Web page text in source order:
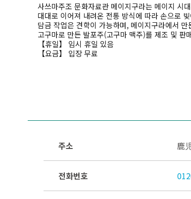
사쓰마주조 문화자료관 메이지구라는 메이지 시
대대로 이어져 내려온 전통 방식에 따라 손으로
담금 작업은 견학이 가능하며, 메이지구라에서
고구마로 만든 발포주(고구마 맥주)를 제조 및
【휴일】 임시 휴일 있음
【요금】 입장 무료
주소 鹿
전화번호